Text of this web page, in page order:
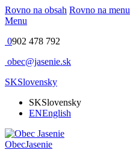
Rovno na obsah Rovno na menu
Menu
0902 478 792
obec@jasenie.sk
SKSlovensky
SKSlovensky
ENEnglish
ObecJasenie